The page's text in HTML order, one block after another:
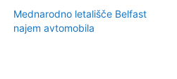
Mednarodno letališče Belfast
najem avtomobila